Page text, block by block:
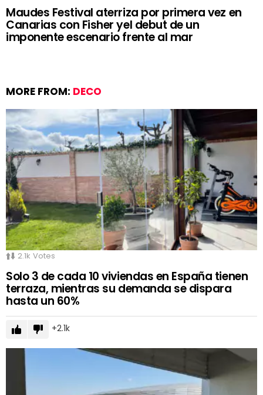
Maudes Festival aterriza por primera vez en
Canarias con Fisher yel debut de un
imponente escenario frente al mar
MORE FROM: DECO
2.1k Votes
Solo 3 de cada 10 viviendas en España tienen
terraza, mientras su demanda se dispara
hasta un 60%
2.1k